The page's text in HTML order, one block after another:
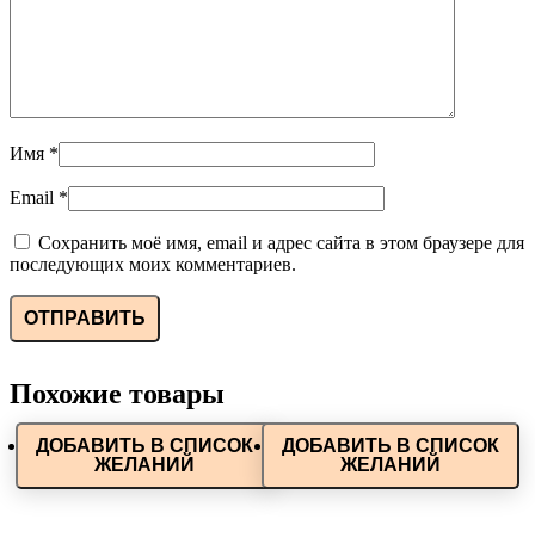
Имя *
Email *
Сохранить моё имя, email и адрес сайта в этом браузере для
последующих моих комментариев.
Похожие товары
ДОБАВИТЬ В СПИСОК
ЖЕЛАНИЙ
ДОБАВИТЬ В СПИСОК
ЖЕЛАНИЙ